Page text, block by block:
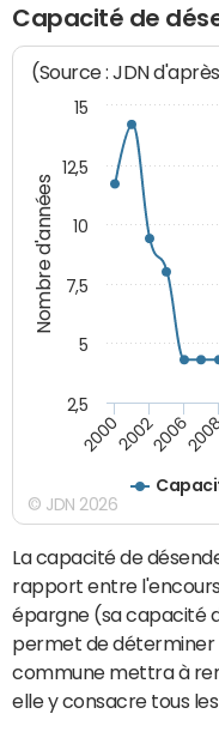
Capacité de
Nombre d'années
(Source : JDN
200020022006
2,5
5
7,5
10
12,5
15
© JDN 2026
La capacité de
rapport entre
épargne (sa capacité
permet de déterminer
commune mettra à
elle y consacre tous